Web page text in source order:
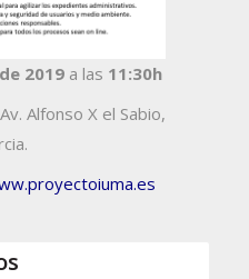
2019a las 11:30h
Alfonso X el Sabio,